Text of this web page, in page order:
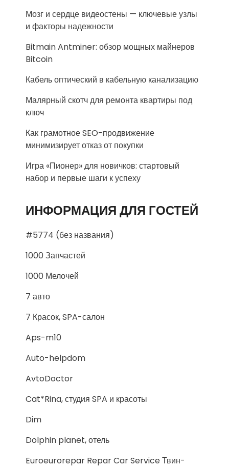
Мозг и сердце видеостены — ключевые узлы
и факторы надежности
Bitmain Antminer: обзор мощных майнеров
Bitcoin
Кабель оптический в кабельную канализацию
Малярный скотч для ремонта квартиры под
ключ
Как грамотное SEO-продвижение
минимизирует отказ от покупки
Игра «Пионер» для новичков: стартовый
набор и первые шаги к успеху
ИНФОРМАЦИЯ ДЛЯ ГОСТЕЙ
#5774 (без названия)
1000 Запчастей
1000 Мелочей
7 авто
7 Красок, SPA-салон
Aps-m10
Auto-helpdom
AvtoDoctor
Cat*Rina, студия SPA и красоты
Dim
Dolphin planet, отель
Euroeurorepar Repar Car Service Твин-